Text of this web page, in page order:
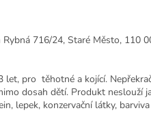
716/24, Staré Město, 110
let, pro těhotné a kojící.
dosah dětí. Produkt neslouží
lepek, konzervační látky,